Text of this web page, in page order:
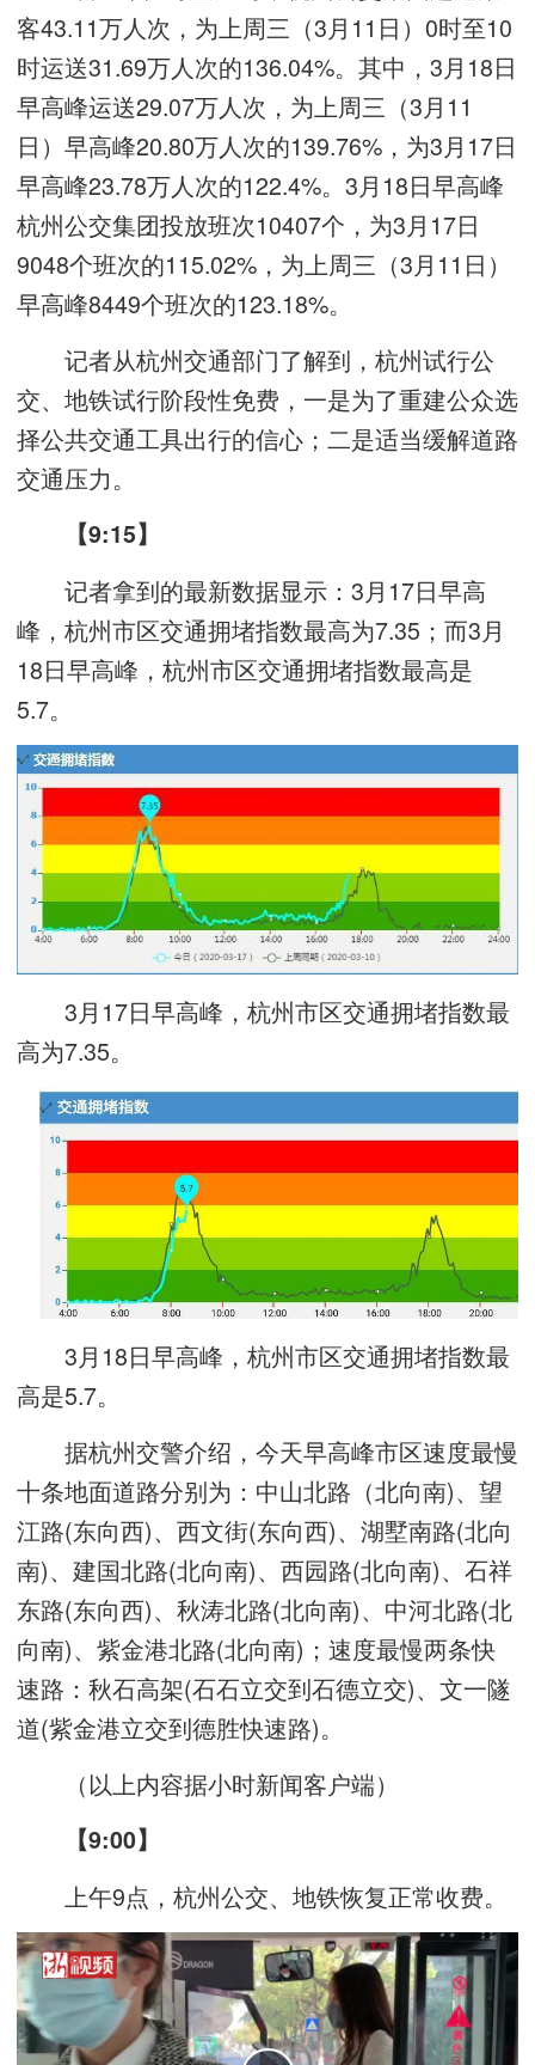
客43.11万人次，为上周三（3月11日）0时至10
时运送31.69万人次的136.04%。其中，3月18日
早高峰运送29.07万人次，为上周三（3月11
日）早高峰20.80万人次的139.76%，为3月17日
早高峰23.78万人次的122.4%。3月18日早高峰
杭州公交集团投放班次10407个，为3月17日
9048个班次的115.02%，为上周三（3月11日）
早高峰8449个班次的123.18%。
记者从杭州交通部门了解到，杭州试行公
交、地铁试行阶段性免费，一是为了重建公众选
择公共交通工具出行的信心；二是适当缓解道路
交通压力。
【9:15】
记者拿到的最新数据显示：3月17日早高
峰，杭州市区交通拥堵指数最高为7.35；而3月
18日早高峰，杭州市区交通拥堵指数最高是
5.7。
3月17日早高峰，杭州市区交通拥堵指数最
高为7.35。
3月18日早高峰，杭州市区交通拥堵指数最
高是5.7。
据杭州交警介绍，今天早高峰市区速度最慢
十条地面道路分别为：中山北路（北向南)、望
江路(东向西)、西文街(东向西)、湖墅南路(北向
南)、建国北路(北向南)、西园路(北向南)、石祥
东路(东向西)、秋涛北路(北向南)、中河北路(北
向南)、紫金港北路(北向南)；速度最慢两条快
速路：秋石高架(石石立交到石德立交)、文一隧
道(紫金港立交到德胜快速路)。
（以上内容据小时新闻客户端）
【9:00】
上午9点，杭州公交、地铁恢复正常收费。